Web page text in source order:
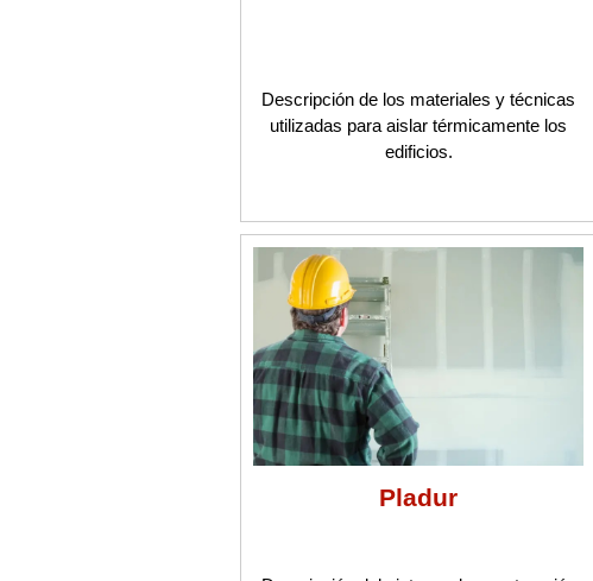
Descripción de los materiales y técnicas
utilizadas para aislar térmicamente los
edificios.
Pladur